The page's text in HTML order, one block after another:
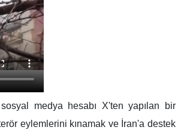
medya hesabı X'ten yapılan bir
eylemlerini kınamak ve İran'a destek